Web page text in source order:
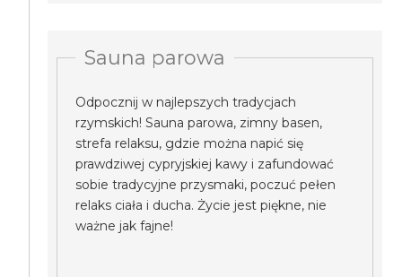
Sauna parowa
Odpocznij w najlepszych tradycjach
rzymskich! Sauna parowa, zimny basen,
strefa relaksu, gdzie można napić się
prawdziwej cypryjskiej kawy i zafundować
sobie tradycyjne przysmaki, poczuć pełen
relaks ciała i ducha. Życie jest piękne, nie
ważne jak fajne!